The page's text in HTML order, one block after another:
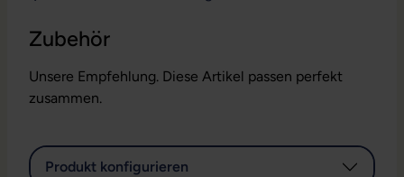
Zubehör
Unsere Empfehlung. Diese Artikel passen perfekt
zusammen.
Produkt konfigurieren